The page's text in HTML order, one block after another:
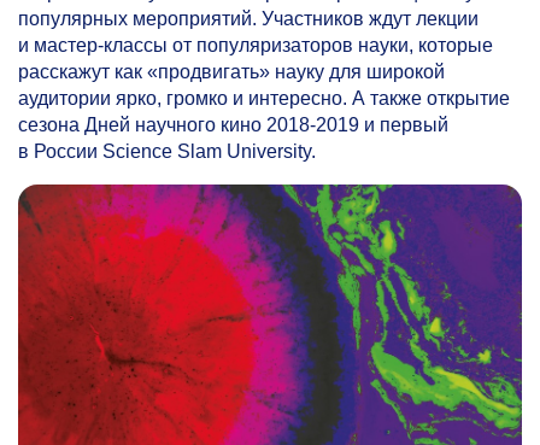
популярных мероприятий. Участников ждут лекции
и мастер-классы от популяризаторов науки, которые
расскажут как «продвигать» науку для широкой
аудитории ярко, громко и интересно. А также открытие
сезона Дней научного кино 2018-2019 и первый
в России Science Slam University.